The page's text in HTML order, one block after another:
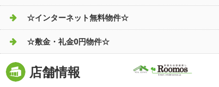
☆インターネット無料物件☆
☆敷金・礼金0円物件☆
店舗情報